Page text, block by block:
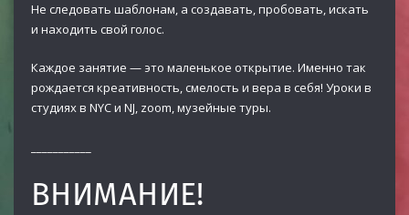
Не следовать шаблонам, а создавать, пробовать, искать
и находить свой голос.
Каждое занятие — это маленькое открытие. Именно так
рождается креативность, смелость и вера в себя! Уроки в
студиях в NYC и NJ, zoom, музейные туры.
ВНИМАНИЕ!